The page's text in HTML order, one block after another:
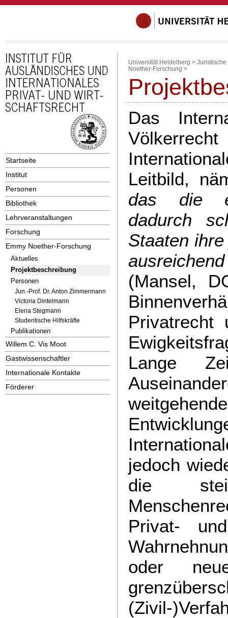
Startseite
Institut
Personen
Bibliothek
Lehrveranstaltungen
Forschung
Emmy Noether-Forschung
Aktuelles
Projektbeschreibung
Personen
Jun.-Prof. Dr. Anton Zimmermann
Victoria Dintelmann
Elena Stegmann
Studentische Hilfskräfte
Publikationen
Willem C. Vis Moot
Gastwissenschaftler
Internationale Kontakte
Förderer
Universität Heidelberg > Juristische
Noether-Forschung >
Das
Leitbild,
das die
dadurch
Staaten
(Mansel,
Privatrecht
Lange
jedoch
die
Privat-
oder
(Zivil-